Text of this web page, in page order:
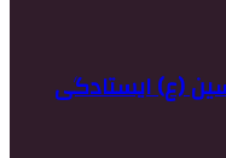
(ع) ایستادگی